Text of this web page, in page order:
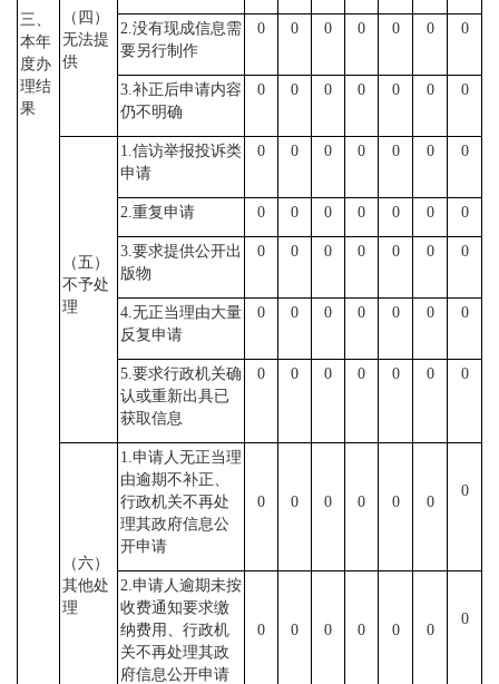
三、
本年
度办
理结
果
（四）
无法提
供
2.没有现成信息需
要另行制作
0 0 0 0 0 0 0
3.补正后申请内容
仍不明确
0 0 0 0 0 0 0
（五）
不予处
理
1.信访举报投诉类
申请
0 0 0 0 0 0 0
2.重复申请 0 0 0 0 0 0 0
3.要求提供公开出
版物
0 0 0 0 0 0 0
4.无正当理由大量
反复申请
0 0 0 0 0 0 0
5.要求行政机关确
认或重新出具已
获取信息
0 0 0 0 0 0 0
（六）
其他处
理
1.申请人无正当理
由逾期不补正、
行政机关不再处
理其政府信息公
开申请
0 0 0 0 0 0
0
2.申请人逾期未按
收费通知要求缴
纳费用、行政机
关不再处理其政
府信息公开申请
0 0 0 0 0 0
0